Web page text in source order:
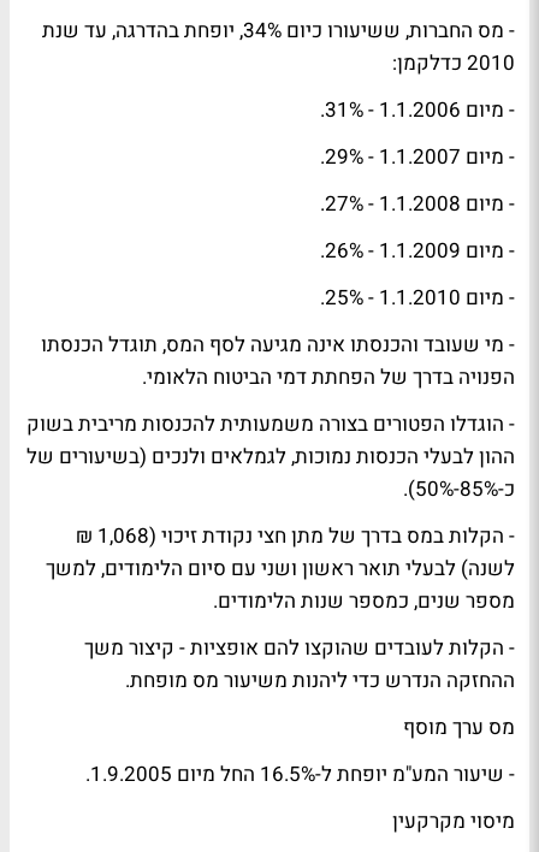
- מס החברות, ששיעורו כיום 34%, יופחת בהדרגה, עד שנת
2010 כדלקמן:
- מיום 1.1.2006 - 31%.
- מיום 1.1.2007 - 29%.
- מיום 1.1.2008 - 27%.
- מיום 1.1.2009 - 26%.
- מיום 1.1.2010 - 25%.
- מי שעובד והכנסתו אינה מגיעה לסף המס, תוגדל הכנסתו
הפנויה בדרך של הפחתת דמי הביטוח הלאומי.
- הוגדלו הפטורים בצורה משמעותית להכנסות מריבית בשוק
ההון לבעלי הכנסות נמוכות, לגמלאים ולנכים (בשיעורים של
כ-85%-50%).
- הקלות במס בדרך של מתן חצי נקודת זיכוי (1,068 ₪
לשנה) לבעלי תואר ראשון ושני עם סיום הלימודים, למשך
מספר שנים, כמספר שנות הלימודים.
- הקלות לעובדים שהוקצו להם אופציות - קיצור משך
ההחזקה הנדרש כדי ליהנות משיעור מס מופחת.
מס ערך מוסף
- שיעור המע"מ יופחת ל-16.5% החל מיום 1.9.2005.
מיסוי מקרקעין